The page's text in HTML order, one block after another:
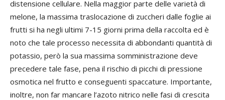
distensione cellulare. Nella maggior parte delle varietà di
melone, la massima traslocazione di zuccheri dalle foglie ai
frutti si ha negli ultimi 7-15 giorni prima della raccolta ed è
noto che tale processo necessita di abbondanti quantità di
potassio, però la sua massima somministrazione deve
precedere tale fase, pena il rischio di picchi di pressione
osmotica nel frutto e conseguenti spaccature. Importante,
inoltre, non far mancare l’azoto nitrico nelle fasi di crescita